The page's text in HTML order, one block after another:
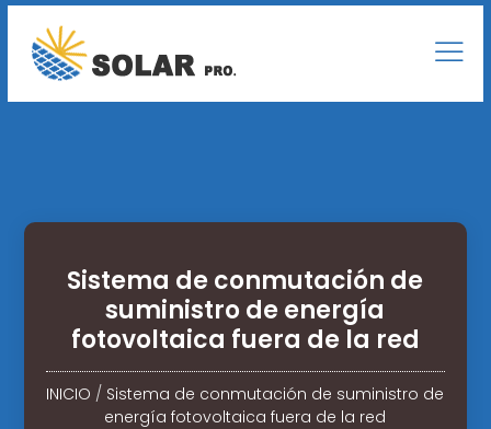
Sistema de conmutación de
suministro de energía
fotovoltaica fuera de la red
INICIO / Sistema de conmutación de suministro de
energía fotovoltaica fuera de la red